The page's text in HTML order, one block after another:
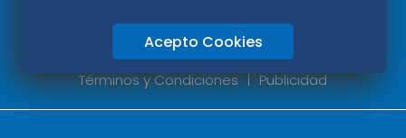
Oaxaca
Aviso de privacidad
Directorio
Términos y Condiciones
Publicidad
Acepto Cookies